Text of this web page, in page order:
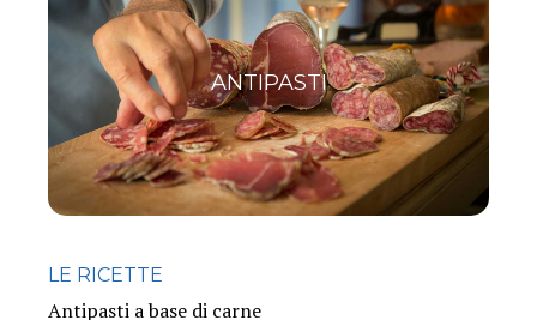
ANTIPASTI
LE RICETTE
Antipasti a base di carne